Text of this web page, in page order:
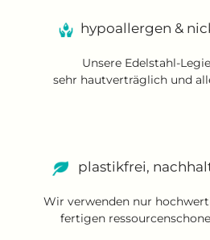
hypoallergen &
Unsere Edelstahl-
sehr hautverträglich und
plastikfrei,
Wir verwenden nur
fertigen